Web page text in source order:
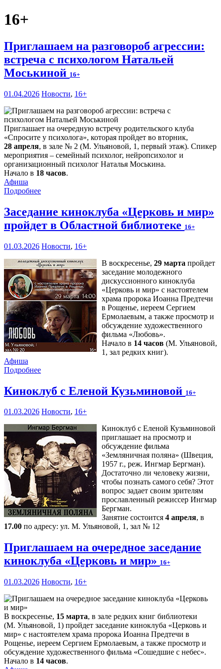
16+
Приглашаем на разговороб агрессии:
встреча с психологом Натальей
Моськиной 16+
01.04.2026 Новости, 16+
Приглашает на очередную встречу родительского клуба
«Спросите у психолога», которая пройдет во вторник,
28 апреля, в зале № 2 (М. Ульяновой, 1, первый этаж). Спикер
мероприятия – семейный психолог, нейропсихолог и
организационный психолог Наталья Моськина.
Начало в 18 часов.
Афиша
Подробнее
Заседание киноклуба «Церковь и мир»
пройдет в Областной библиотеке 16+
01.03.2026 Новости, 16+
В воскресенье, 29 марта пройдет
заседание молодежного
дискуссионного киноклуба
«Церковь и мир» с настоятелем
храма пророка Иоанна Предтечи
в Рощенье, иереем Сергием
Ермолаевым, а также просмотр и
обсуждение художественного
фильма «Любовь».
Начало в 14 часов (М. Ульяновой,
1, зал редких книг).
Афиша
Подробнее
Киноклуб с Еленой Кузьминовой 16+
01.03.2026 Новости, 16+
Киноклуб с Еленой Кузьминовой
приглашает на просмотр и
обсуждение фильма
«Земляничная поляна» (Швеция,
1957 г., реж. Ингмар Бергман).
Достаточно ли человеку жизни,
чтобы познать самого себя? Этот
вопрос задает своим зрителям
прославленный режиссер Ингмар
Бергман.
Занятие состоится 4 апреля, в
17.00 по адресу: ул. М. Ульяновой, 1, зал № 12
Приглашаем на очередное заседание
киноклуба «Церковь и мир» 16+
01.03.2026 Новости, 16+
В воскресенье, 15 марта, в зале редких книг библиотеки
(М. Ульяновой, 1) пройдет заседание киноклуба «Церковь и
мир» с настоятелем храма пророка Иоанна Предтечи в
Рощенье, иереем Сергием Ермолаевым, а также просмотр и
обсуждение художественного фильма «Сошедшие с небес».
Начало в 14 часов.